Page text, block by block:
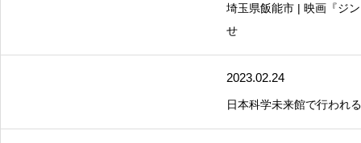
埼玉県飯能市 | 映画『ジ
せ
2023.02.24
日本科学未来館で行われ